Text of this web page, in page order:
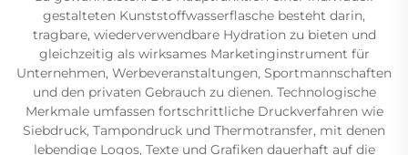
gestalteten Kunststoffwasserflasche besteht darin,
tragbare, wiederverwendbare Hydration zu bieten und
gleichzeitig als wirksames Marketinginstrument für
Unternehmen, Werbeveranstaltungen, Sportmannschaften
und den privaten Gebrauch zu dienen. Technologische
Merkmale umfassen fortschrittliche Druckverfahren wie
Siebdruck, Tampondruck und Thermotransfer, mit denen
lebendige Logos, Texte und Grafiken dauerhaft auf die